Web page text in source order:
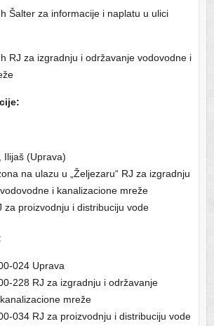
Šalter za informacije i naplatu u ulici
RJ za izgradnju i održavanje vodovodne i
Ilijaš (Uprava)
na ulazu u „Željezaru“ RJ za izgradnju
i kanalizacione mreže
za proizvodnju i distribuciju vode
024 Uprava
228 RJ za izgradnju i održavanje
mreže
034 RJ za proizvodnju i distribuciju vode